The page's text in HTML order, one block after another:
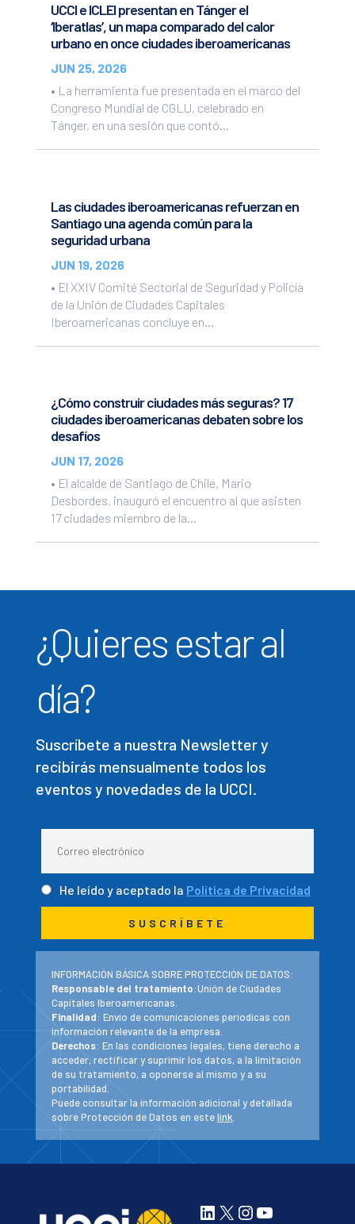
UCCI e ICLEI presentan en Tánger el
‘Iberatlas’, un mapa comparado del calor
urbano en once ciudades iberoamericanas
JUN 25, 2026
• La herramienta fue presentada en el marco del
Congreso Mundial de CGLU, celebrado en
Tánger, en una sesión que contó...
Las ciudades iberoamericanas refuerzan en
Santiago una agenda común para la
seguridad urbana
JUN 19, 2026
• El XXIV Comité Sectorial de Seguridad y Policía
de la Unión de Ciudades Capitales
Iberoamericanas concluye en...
¿Cómo construir ciudades más seguras? 17
ciudades iberoamericanas debaten sobre los
desafíos
JUN 17, 2026
• El alcalde de Santiago de Chile, Mario
Desbordes, inauguró el encuentro al que asisten
17 ciudades miembro de la...
¿Quieres estar al
día?
Suscríbete a nuestra Newsletter y
recibirás mensualmente todos los
eventos y novedades de la UCCI.
He leído y aceptado la Política de Privacidad
INFORMACIÓN BÁSICA SOBRE PROTECCIÓN DE DATOS:
Responsable del tratamiento:Unión de Ciudades
Capitales Iberoamericanas.
Finalidad: Envío de comunicaciones periodicas con
información relevante de la empresa.
Derechos: En las condiciones legales, tiene derecho a
acceder, rectificar y suprimir los datos, a la limitación
de su tratamiento, a oponerse al mismo y a su
portabilidad.
Puede consultar la información adicional y detallada
sobre Protección de Datos en estelink
LinkedIn
X Instagram
YouTube